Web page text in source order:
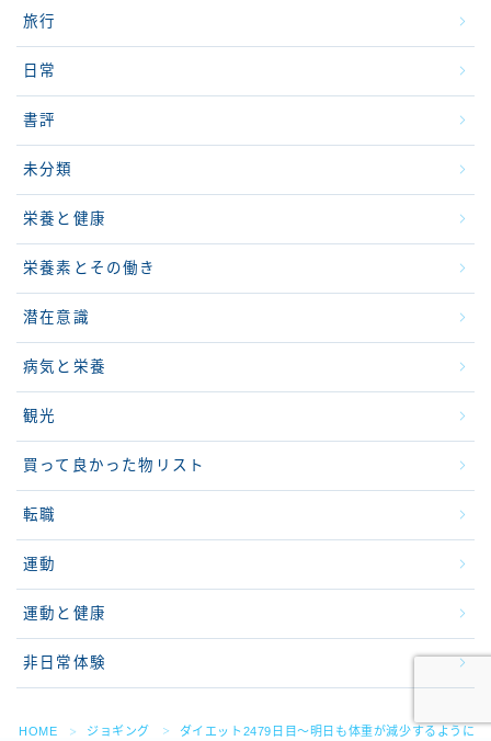
旅行
日常
書評
未分類
栄養と健康
栄養素とその働き
潜在意識
病気と栄養
観光
買って良かった物リスト
転職
運動
運動と健康
非日常体験
HOME ＞ ジョギング ＞ ダイエット2479日目～明日も体重が減少するように